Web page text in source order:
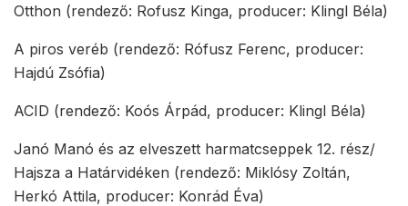
Otthon (rendező: Rofusz Kinga, producer: Klingl Béla)
A piros veréb (rendező: Rófusz Ferenc, producer:
Hajdú Zsófia)
ACID (rendező: Koós Árpád, producer: Klingl Béla)
Janó Manó és az elveszett harmatcseppek 12. rész/
Hajsza a Határvidéken (rendező: Miklósy Zoltán,
Herkó Attila, producer: Konrád Éva)